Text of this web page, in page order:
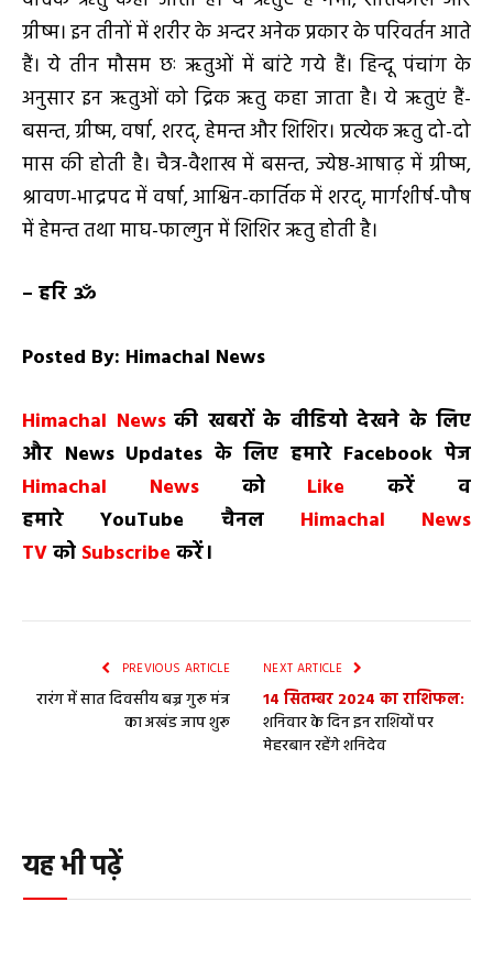
ग्रीष्म। इन तीनों में शरीर के अन्दर अनेक प्रकार के परिवर्तन आते
हैं। ये तीन मौसम छः ऋतुओं में बांटे गये हैं। हिन्दू पंचांग के
अनुसार इन ऋतुओं को द्रिक ऋतु कहा जाता है। ये ऋतुएं हैं-
बसन्त, ग्रीष्म, वर्षा, शरद्, हेमन्त और शिशिर। प्रत्येक ऋतु दो-दो
मास की होती है। चैत्र-वैशाख में बसन्त, ज्येष्ठ-आषाढ़ में ग्रीष्म,
श्रावण-भाद्रपद में वर्षा, आश्विन-कार्तिक में शरद्, मार्गशीर्ष-पौष
में हेमन्त तथा माघ-फाल्गुन में शिशिर ऋतु होती है।
– हरि ॐ
Posted By: Himachal News
Himachal News की खबरों के वीडियो देखने के लिए
और News Updates के लिए हमारेFacebookपेज
Himachal Newsको Likeकरें व
हमारे YouTube चैनल
Himachal News
TVको Subscribe करें।
PREVIOUS ARTICLE
रारंग में सात दिवसीय बज्र गुरू मंत्र
का अखंड जाप शुरू
NEXT ARTICLE
14 सितम्बर 2024 का राशिफल:
शनिवार के दिन इन राशियों पर
मेहरबान रहेंगे शनिदेव
यह भी पढ़ें